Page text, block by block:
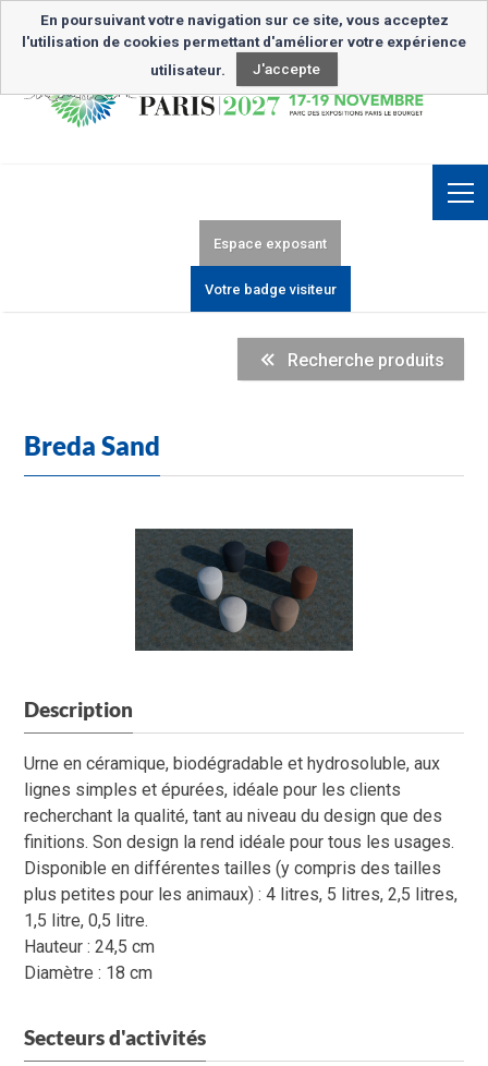
Inscription Newsletter
Espace exposant
Votre badge visiteur
Recherche produits
Breda Sand
Description
Urne en céramique, biodégradable et hydrosoluble, aux
lignes simples et épurées, idéale pour les clients
recherchant la qualité, tant au niveau du design que des
finitions. Son design la rend idéale pour tous les usages.
Disponible en différentes tailles (y compris des tailles
plus petites pour les animaux) : 4 litres, 5 litres, 2,5 litres,
1,5 litre, 0,5 litre.
Hauteur : 24,5 cm
Diamètre : 18 cm
Secteurs d'activités
En poursuivant votre navigation sur ce site, vous acceptez
l'utilisation de cookies permettant d'améliorer votre expérience
utilisateur.
J'accepte